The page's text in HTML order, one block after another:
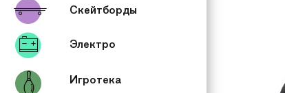
Скейтборды
Электро
Игротека